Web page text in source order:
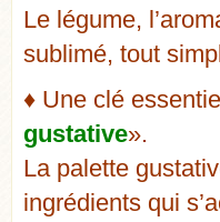
Le légume,
sublimé, tout
♦ Une clé
gustative».
La palette
ingrédients qui